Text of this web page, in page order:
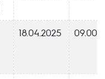
18.04.2025 09.00